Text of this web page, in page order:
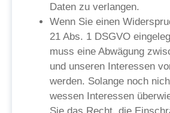
Daten zu verlangen.
Wenn Sie einen
21 Abs. 1 DSGVO
muss eine Abwägung
und unseren Interessen
werden. Solange noch
wessen Interessen